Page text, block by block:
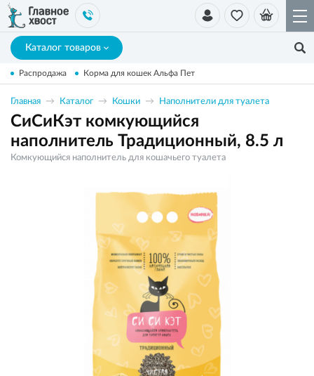
Каталог товаров
Распродажа Корма для кошек Альфа Пет
Главная Каталог Кошки Наполнители для туалета
СиСиКэт комкующийся
наполнитель Традиционный, 8.5 л
Комкующийся наполнитель для кошачьего туалета